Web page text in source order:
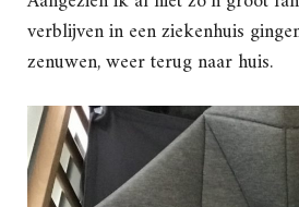
verblijven in een ziekenhuis
zenuwen, weer terug naar huis.